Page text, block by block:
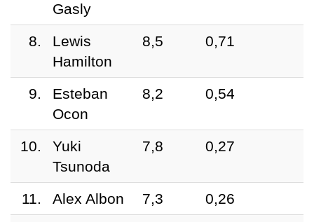
Gasly
8.
Lewis
Hamilton
8,5 0,71
9.
Esteban
Ocon
8,2 0,54
10.
Yuki
Tsunoda
7,8 0,27
11. Alex Albon 7,3
0,26